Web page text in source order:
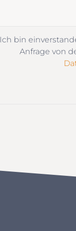
Ich bin
Anfrage von